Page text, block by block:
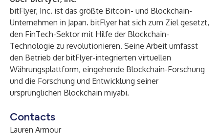
bitFlyer, Inc. ist das größte Bitcoin- und Blockchain-
Unternehmen in Japan. bitFlyer hat sich zum Ziel gesetzt,
den FinTech-Sektor mit Hilfe der Blockchain-
Technologie zu revolutionieren. Seine Arbeit umfasst
den Betrieb der bitFlyer-integrierten virtuellen
Währungsplattform, eingehende Blockchain-Forschung
und die Forschung und Entwicklung seiner
ursprünglichen Blockchain miyabi.
Contacts
Lauren Armour